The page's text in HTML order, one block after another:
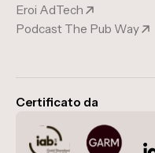
Eroi AdTech
Podcast The Pub Way
Certificato da